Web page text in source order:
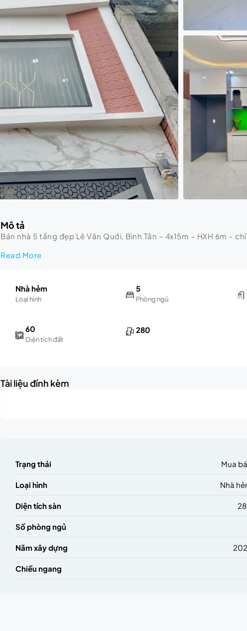
Mô tả
Bán nhà 5 tầng đẹp Lê Văn Quới, Bình Tân – 4x15m – HXH 6m –
Read More
Nhà hẻm
Loại hình
5
Phòng ngủ
60
Diện tích đất
280
Tài liệu đính kèm
Trạng thái Mua
Loại hình Nhà
Diện tích sàn
Số phòng ngủ
Năm xây dựng
Chiều ngang